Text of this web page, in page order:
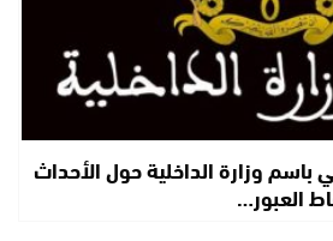
باسم وزارة الداخلية حول الأحداث
العبور…